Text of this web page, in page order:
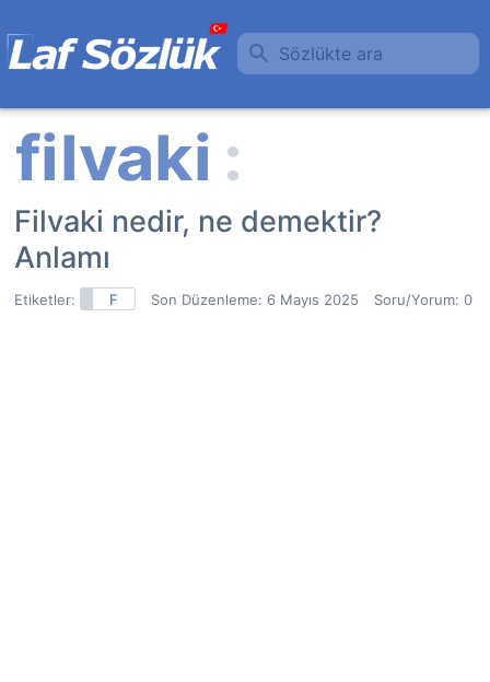
Sözlükte ara
Filvaki nedir, ne demektir?
Anlamı
Etiketler: F Son Düzenleme: 6 Mayıs 2025 Soru/Yorum: 0